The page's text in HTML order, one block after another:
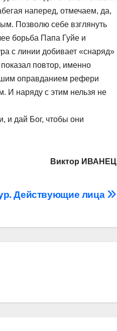
наперед, отмечаем, да,
Позволю себе взглянуть
борьба Папа Гуйе и
с линии добивает «снаряд»
повтор, именно
оправданием рефери
И наряду с этим нельзя не
и дай Бог, чтобы они
Виктор ИВАНЕЦ
Действующие лица